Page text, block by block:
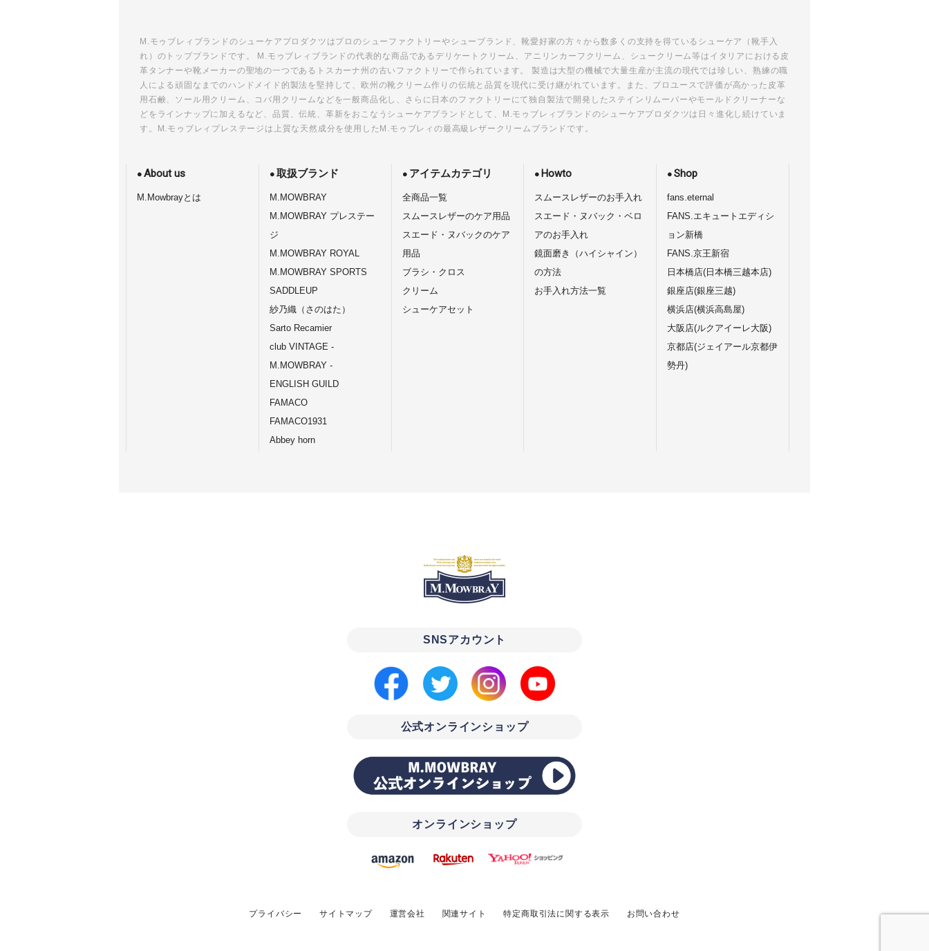
M.モゥブレィブランドのシューケアプロダクツはプロのシューファクトリーやシューブランド、靴愛好家の方々から数多くの支持を得ているシューケア（靴手入
れ）のトップブランドです。 M.モゥブレィブランドの代表的な商品であるデリケートクリーム、アニリンカーフクリーム、シュークリーム等はイタリアにおける皮
革タンナーや靴メーカーの聖地の一つであるトスカーナ州の古いファクトリーで作られています。 製造は大型の機械で大量生産が主流の現代では珍しい、熟練の職
人による頑固なまでのハンドメイド的製法を堅持して、欧州の靴クリーム作りの伝統と品質を現代に受け継がれています。また、プロユースで評価が高かった皮革
用石鹸、ソール用クリーム、コバ用クリームなどを一般商品化し、さらに日本のファクトリーにて独自製法で開発したステインリムーバーやモールドクリーナーな
どをラインナップに加えるなど、品質、伝統、革新をおこなうシューケアブランドとして、M.モゥブレィブランドのシューケアプロダクツは日々進化し続けていま
す。M.モゥブレィプレステージは上質な天然成分を使用したM.モゥブレィの最高級レザークリームブランドです。
About us
M.Mowbrayとは
取扱ブランド
M.MOWBRAY
M.MOWBRAY プレステー
ジ
M.MOWBRAY ROYAL
M.MOWBRAY SPORTS
SADDLEUP
紗乃織（さのはた）
Sarto Recamier
club VINTAGE -
M.MOWBRAY -
ENGLISH GUILD
FAMACO
FAMACO1931
Abbey horn
アイテムカテゴリ
全商品一覧
スムースレザーのケア用品
スエード・ヌバックのケア
用品
ブラシ・クロス
クリーム
シューケアセット
Howto
スムースレザーのお手入れ
スエード・ヌバック・ベロ
アのお手入れ
鏡面磨き（ハイシャイン）
の方法
お手入れ方法一覧
Shop
fans.eternal
FANS.エキュートエディシ
ョン新橋
FANS.京王新宿
日本橋店(日本橋三越本店)
銀座店(銀座三越)
横浜店(横浜高島屋)
大阪店(ルクアイーレ大阪)
京都店(ジェイアール京都伊
勢丹)
SNSアカウント
公式オンラインショップ
オンラインショップ
プライバシー サイトマップ 運営会社 関連サイト 特定商取引法に関する表示 お問い合わせ